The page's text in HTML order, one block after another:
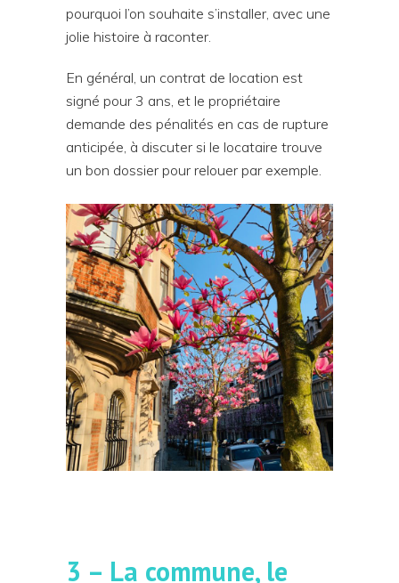
pourquoi l’on souhaite s’installer, avec une
jolie histoire à raconter.
En général, un contrat de location est
signé pour 3 ans, et le propriétaire
demande des pénalités en cas de rupture
anticipée, à discuter si le locataire trouve
un bon dossier pour relouer par exemple.
3 – La commune, le